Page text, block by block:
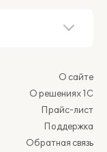
О сайте
О решениях 1С
Прайс-лист
Поддержка
Обратная связь